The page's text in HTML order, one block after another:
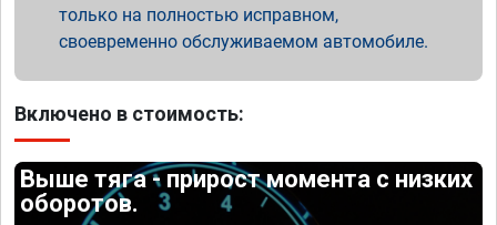
только на полностью исправном,
своевременно обслуживаемом автомобиле.
Включено в стоимость:
Выше тяга - прирост момента с низких
оборотов.